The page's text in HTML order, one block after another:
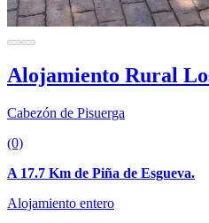
Alojamiento Rural
Cabezón de Pisuerga
(0)
A 17.7 Km de Piña de Esgueva.
Alojamiento entero